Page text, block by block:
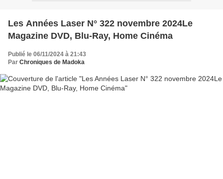
Les Années Laser N° 322 novembre 2024Le
Magazine DVD, Blu-Ray, Home Cinéma
Publié le 06/11/2024 à 21:43
Par Chroniques de Madoka